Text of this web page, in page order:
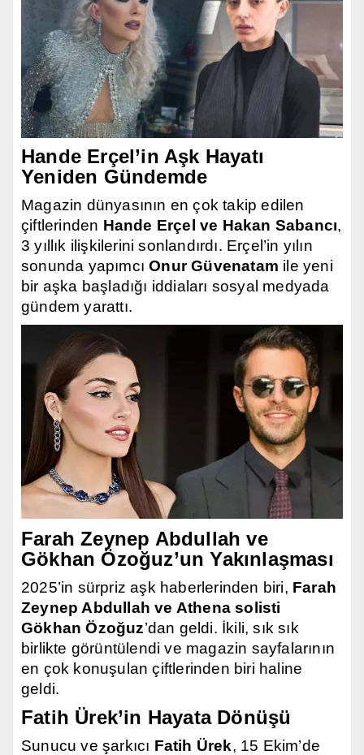
Hande Erçel’in Aşk Hayatı
Yeniden Gündemde
Magazin dünyasının en çok takip edilen
çiftlerinden Hande Erçel ve Hakan Sabancı,
3 yıllık ilişkilerini sonlandırdı. Erçel’in yılın
sonunda yapımcıOnur Güvenatam ile yeni
bir aşka başladığı iddiaları sosyal medyada
gündem yarattı.
Farah Zeynep Abdullah ve
Gökhan Özoğuz’un Yakınlaşması
2025’in sürpriz aşk haberlerinden biri, Farah
Zeynep Abdullah ve Athena solisti
Gökhan Özoğuz’dan geldi. İkili, sık sık
birlikte görüntülendi ve magazin sayfalarının
en çok konuşulan çiftlerinden biri haline
geldi.
Fatih Ürek’in Hayata Dönüşü
Sunucu ve şarkıcı Fatih Ürek, 15 Ekim’de